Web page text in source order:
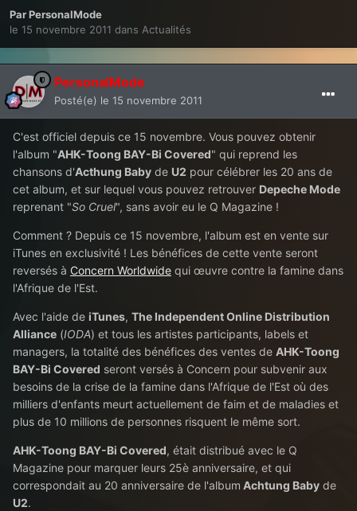
ParPersonalMode
le 15 novembre 2011 dans Actualités
PersonalMode
Posté(e) le 15 novembre 2011
C'est officiel depuis ce 15 novembre. Vous pouvez obtenir
l'album "AHK-Toong BAY-Bi Covered" qui reprend les
chansons d'Acthung Baby de U2 pour célébrer les 20 ans de
cet album, et sur lequel vous pouvez retrouver Depeche Mode
reprenant "So Cruel", sans avoir eu le Q Magazine !
Comment ? Depuis ce 15 novembre, l'album est en vente sur
iTunes en exclusivité ! Les bénéfices de cette vente seront
reversés à Concern Worldwide qui œuvre contre la famine dans
l'Afrique de l'Est.
Avec l'aide de iTunes, The Independent Online Distribution
Alliance (IODA) et tous les artistes participants, labels et
managers, la totalité des bénéfices des ventes de AHK-Toong
BAY-Bi Covered seront versés à Concern pour subvenir aux
besoins de la crise de la famine dans l'Afrique de l'Est où des
milliers d'enfants meurt actuellement de faim et de maladies et
plus de 10 millions de personnes risquent le même sort.
AHK-Toong BAY-Bi Covered, était distribué avec le Q
Magazine pour marquer leurs 25è anniversaire, et qui
correspondait au 20 anniversaire de l'album Achtung Baby de
U2.